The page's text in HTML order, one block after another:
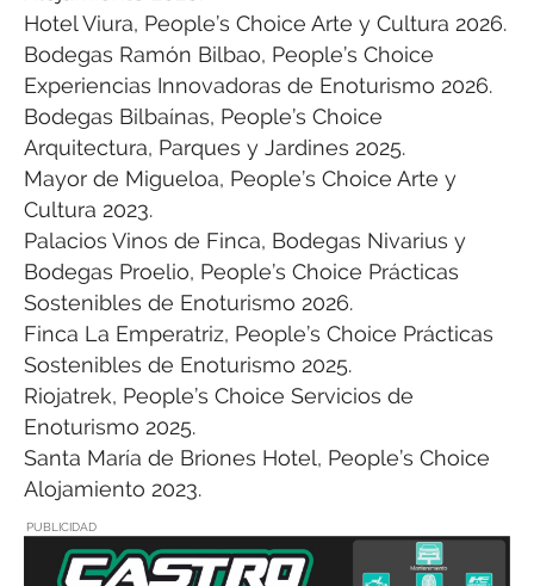
Hotel Viura, People’s Choice Arte y Cultura 2026.
Bodegas Ramón Bilbao, People’s Choice
Experiencias Innovadoras de Enoturismo 2026.
Bodegas Bilbaínas, People’s Choice
Arquitectura, Parques y Jardines 2025.
Mayor de Migueloa, People’s Choice Arte y
Cultura 2023.
Palacios Vinos de Finca, Bodegas Nivarius y
Bodegas Proelio, People’s Choice Prácticas
Sostenibles de Enoturismo 2026.
Finca La Emperatriz, People’s Choice Prácticas
Sostenibles de Enoturismo 2025.
Riojatrek, People’s Choice Servicios de
Enoturismo 2025.
Santa María de Briones Hotel, People’s Choice
Alojamiento 2023.
PUBLICIDAD